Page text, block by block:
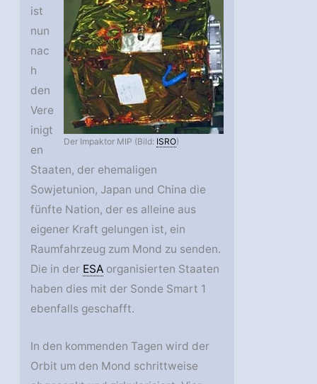
Der Impaktor MIP (Bild: ISRO)
ist
nun
nac
h
den
Vere
inigt
en
Staaten, der ehemaligen
Sowjetunion, Japan und China die
fünfte Nation, der es alleine aus
eigener Kraft gelungen ist, ein
Raumfahrzeug zum Mond zu senden.
Die in der ESA organisierten Staaten
haben dies mit der Sonde Smart 1
ebenfalls geschafft.
In den kommenden Tagen wird der
Orbit um den Mond schrittweise